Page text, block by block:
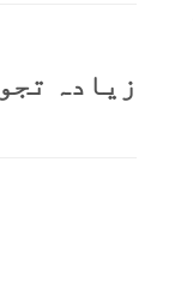
زیادہ